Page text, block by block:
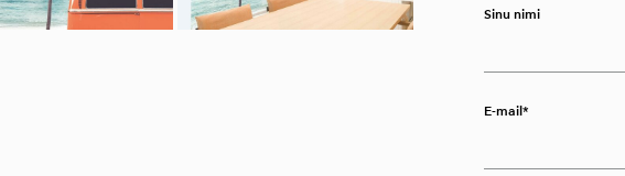
Sinu nimi
E-mail